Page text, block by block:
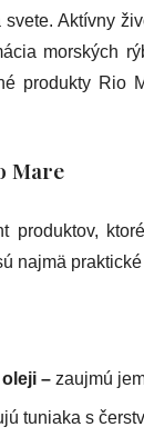
Aktívny
morských
produkty Rio
Mare
produktov,
najmä
– zaujmú
tuniaka s